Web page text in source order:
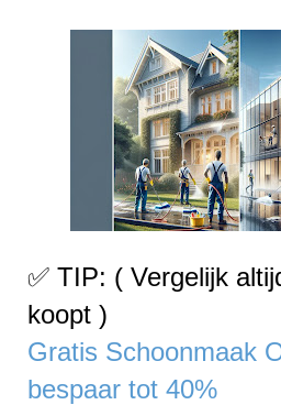
✅ TIP: ( Vergelijk
koopt )
Gratis Schoonmaak
bespaar tot 40%